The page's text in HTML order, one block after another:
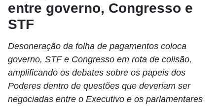
entre governo, Congresso e
STF
Desoneração da folha de pagamentos coloca
governo, STF e Congresso em rota de colisão,
amplificando os debates sobre os papeis dos
Poderes dentro de questões que deveriam ser
negociadas entre o Executivo e os parlamentares